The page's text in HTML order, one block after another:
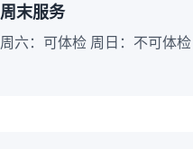
周末服务
周六：可体检 周日：不可体检